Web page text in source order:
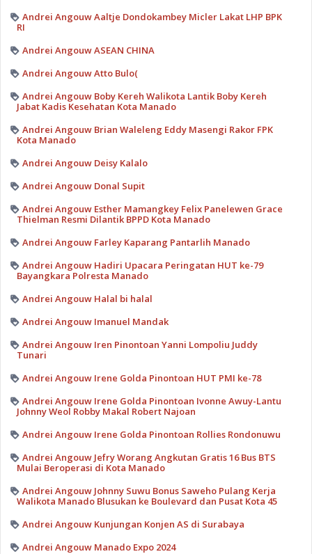
Andrei Angouw Aaltje Dondokambey Micler Lakat LHP BPK
RI
Andrei Angouw ASEAN CHINA
Andrei Angouw Atto Bulo(
Andrei Angouw Boby Kereh Walikota Lantik Boby Kereh
Jabat Kadis Kesehatan Kota Manado
Andrei Angouw Brian Waleleng Eddy Masengi Rakor FPK
Kota Manado
Andrei Angouw Deisy Kalalo
Andrei Angouw Donal Supit
Andrei Angouw Esther Mamangkey Felix Panelewen Grace
Thielman Resmi Dilantik BPPD Kota Manado
Andrei Angouw Farley Kaparang Pantarlih Manado
Andrei Angouw Hadiri Upacara Peringatan HUT ke-79
Bayangkara Polresta Manado
Andrei Angouw Halal bi halal
Andrei Angouw Imanuel Mandak
Andrei Angouw Iren Pinontoan Yanni Lompoliu Juddy
Tunari
Andrei Angouw Irene Golda Pinontoan HUT PMI ke-78
Andrei Angouw Irene Golda Pinontoan Ivonne Awuy-Lantu
Johnny Weol Robby Makal Robert Najoan
Andrei Angouw Irene Golda Pinontoan Rollies Rondonuwu
Andrei Angouw Jefry Worang Angkutan Gratis 16 Bus BTS
Mulai Beroperasi di Kota Manado
Andrei Angouw Johnny Suwu Bonus Saweho Pulang Kerja
Walikota Manado Blusukan ke Boulevard dan Pusat Kota 45
Andrei Angouw Kunjungan Konjen AS di Surabaya
Andrei Angouw Manado Expo 2024